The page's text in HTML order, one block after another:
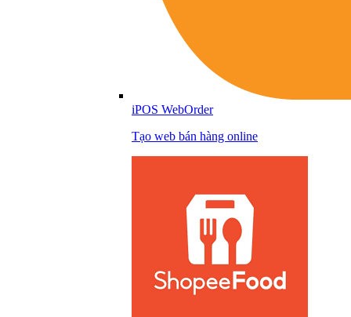
iPOS WebOrder
Tạo web bán hàng online